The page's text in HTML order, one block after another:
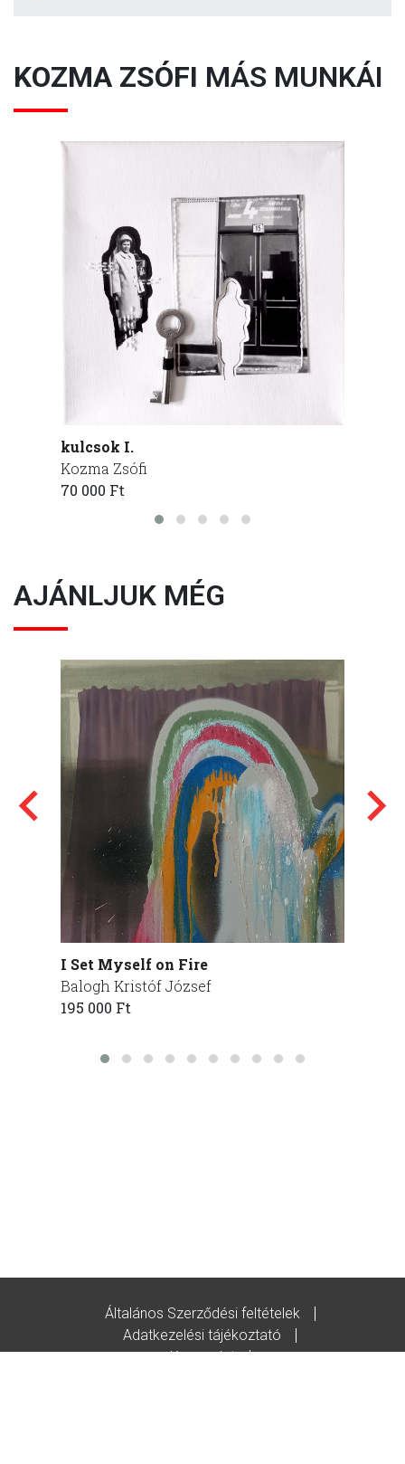
KOZMA ZSÓFI MÁS MUNKÁI
kulcsok I.
Kozma Zsófi
70 000 Ft
AJÁNLJUK MÉG
I Set Myself on Fire
Balogh Kristóf József
195 000 Ft
Általános Szerződési feltételek
Adatkezelési tájékoztató
Kapcsolat